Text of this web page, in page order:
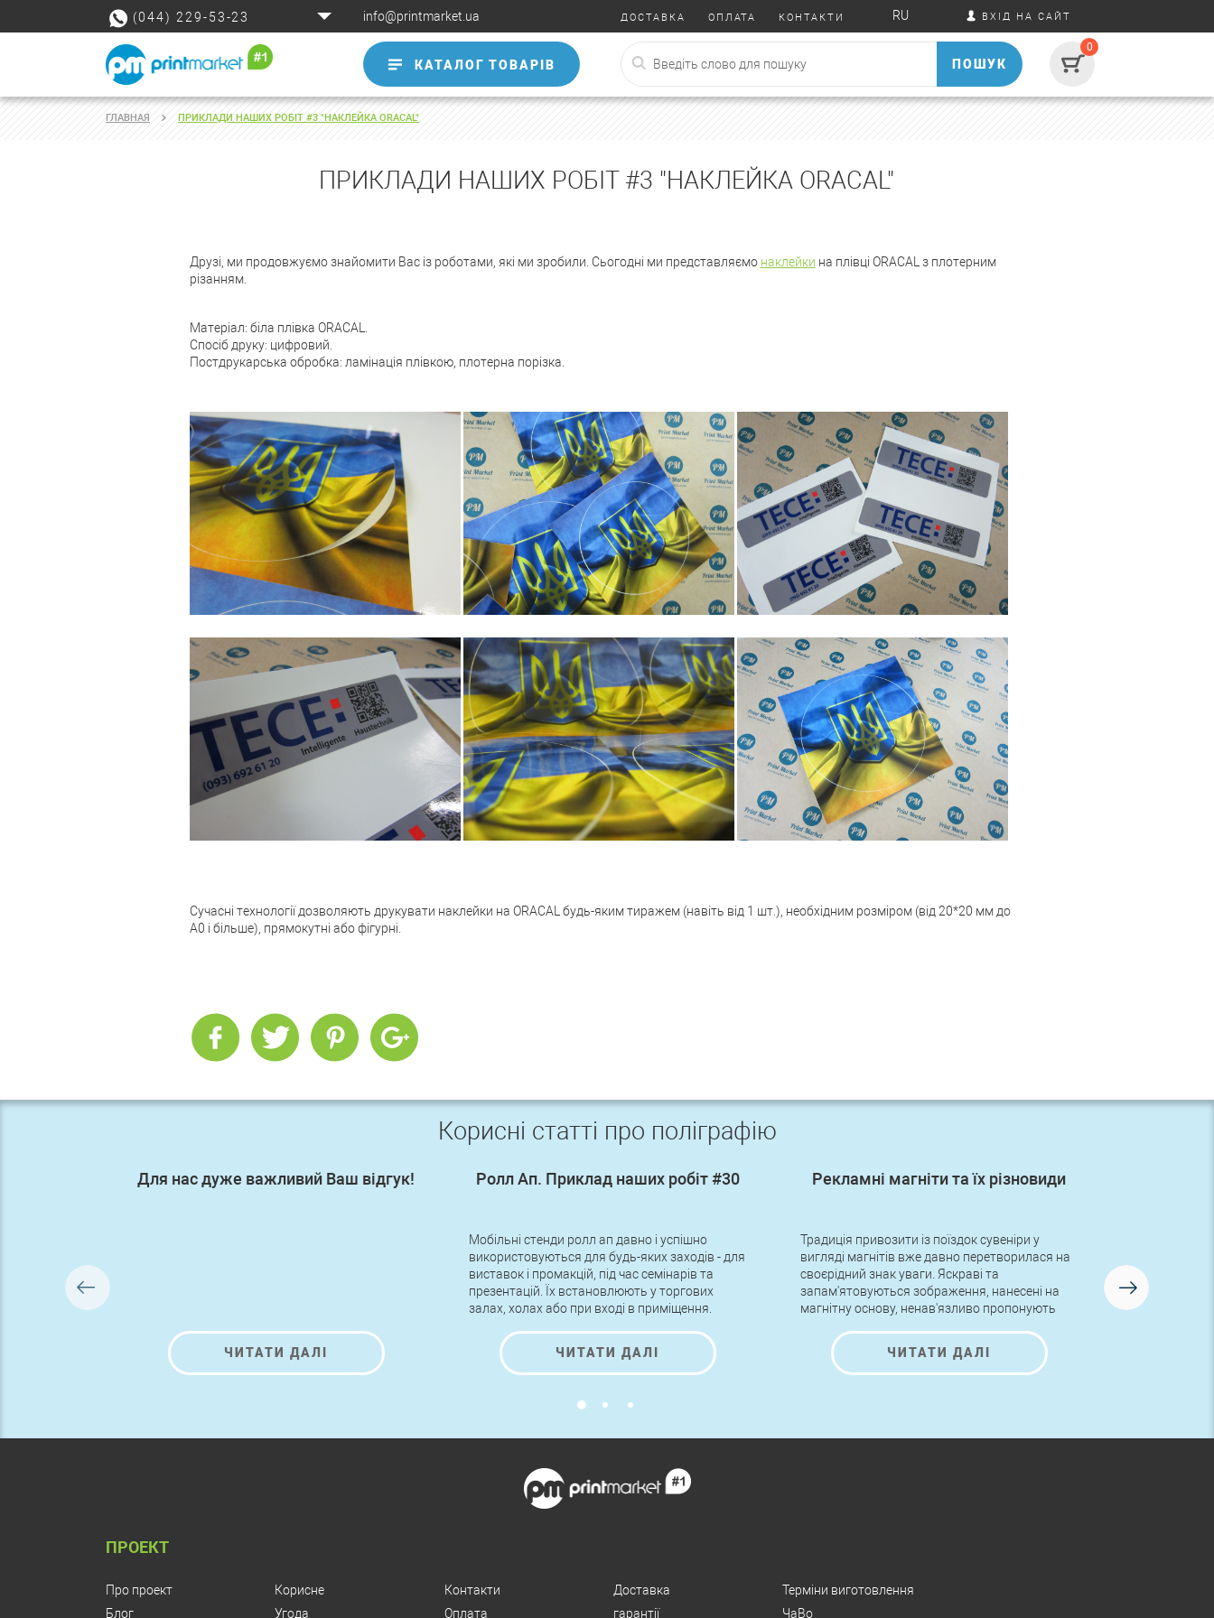
(044) 229-53-23 info@printmarket.ua ДОСТАВКА ОПЛАТА КОНТАКТИ RU ВХІД НА САЙТ
КАТАЛОГ ТОВАРІВ ПОШУК
0
ГЛАВНАЯ ПРИКЛАДИ НАШИХ РОБІТ #3 "НАКЛЕЙКА ORACAL"
ПРИКЛАДИ НАШИХ РОБІТ #3 "НАКЛЕЙКА ORACAL"
Друзі, ми продовжуємо знайомити Вас із роботами, які ми зробили. Сьогодні ми представляємо наклейки на плівці ORACAL з плотерним
різанням.
Матеріал: біла плівка ORACAL.
Спосіб друку: цифровий.
Постдрукарська обробка: ламінація плівкою, плотерна порізка.
Сучасні технології дозволяють друкувати наклейки на ORACAL будь-яким тиражем (навіть від 1 шт.), необхідним розміром (від 20*20 мм до
А0 і більше), прямокутні або фігурні.
Корисні статті про поліграфію
Для нас дуже важливий Ваш відгук!
ЧИТАТИ ДАЛІ
Ролл Ап. Приклад наших робіт #30
Мобільні стенди ролл ап давно і успішно
використовуються для будь-яких заходів - для
виставок і промакцій, під час семінарів та
презентацій. Їх встановлюють у торгових
залах, холах або при вході в приміщення.
ЧИТАТИ ДАЛІ
Рекламні магніти та їх різновиди
Традиція привозити із поїздок сувеніри у
вигляді магнітів вже давно перетворилася на
своєрідний знак уваги. Яскраві та
запам'ятовуються зображення, нанесені на
магнітну основу, ненав'язливо пропонують
та помилуватися гарними малюнками.
ЧИТАТИ ДАЛІ
логотипом!
для нашого
ПРОЕКТ
Про проект
Блог
Корисне
Угода
Контакти
Оплата
Доставка
гарантії
Терміни виготовлення
ЧаВо